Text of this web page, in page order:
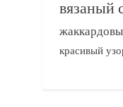
вязаный
красивый